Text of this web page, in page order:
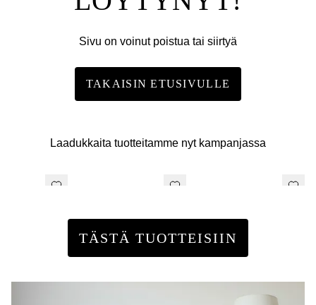
Sivu on voinut poistua tai siirtyä
TAKAISIN ETUSIVULLE
Laadukkaita tuotteitamme nyt kampanjassa
TÄSTÄ TUOTTEISIIN